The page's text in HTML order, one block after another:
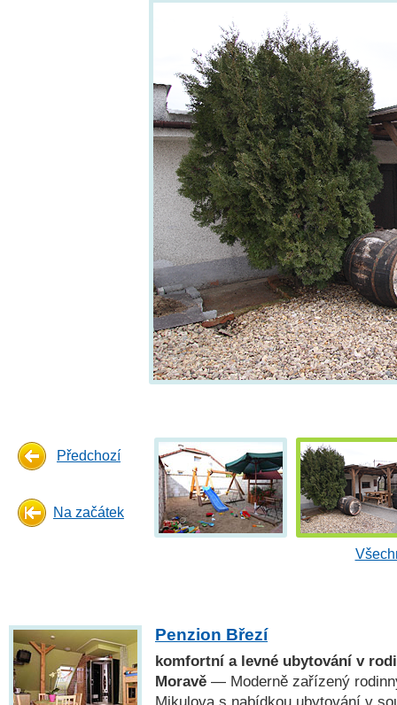
Předchozí
Na začátek
Penzion Březí
komfortní a levné ubytování v
Moravě — Moderně zařízený
Mikulova s nabídkou ubytování v